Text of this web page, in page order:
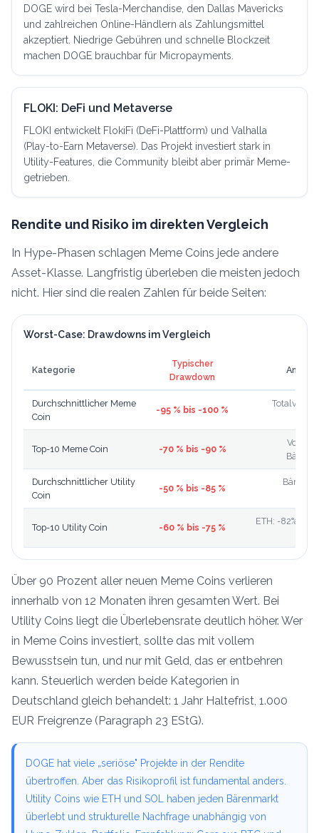
DOGE wird bei Tesla-Merchandise, den Dallas Mavericks
und zahlreichen Online-Händlern als Zahlungsmittel
akzeptiert. Niedrige Gebühren und schnelle Blockzeit
machen DOGE brauchbar für Micropayments.
FLOKI: DeFi und Metaverse
FLOKI entwickelt FlokiFi (DeFi-Plattform) und Valhalla
(Play-to-Earn Metaverse). Das Projekt investiert stark in
Utility-Features, die Community bleibt aber primär Meme-
getrieben.
Rendite und Risiko im direkten Vergleich
In Hype-Phasen schlagen Meme Coins jede andere
Asset-Klasse. Langfristig überleben die meisten jedoch
nicht. Hier sind die realen Zahlen für beide Seiten:
Worst-Case: Drawdowns im Vergleich
Kategorie
Typischer
Drawdown
Durchschnittlicher Meme
Coin
-95 % bis -100 %
Top-10 Meme Coin -70 % bis -90 %
Vom
Durchschnittlicher Utility
Coin
-50 % bis -85 %
Top-10 Utility Coin -60 % bis -75 %
ETH: -82% im
Über 90 Prozent aller neuen Meme Coins verlieren
innerhalb von 12 Monaten ihren gesamten Wert. Bei
Utility Coins liegt die Überlebensrate deutlich höher. Wer
in Meme Coins investiert, sollte das mit vollem
Bewusstsein tun, und nur mit Geld, das er entbehren
kann. Steuerlich werden beide Kategorien in
Deutschland gleich behandelt: 1 Jahr Haltefrist, 1.000
EUR Freigrenze (Paragraph 23 EStG).
DOGE hat viele „seriöse" Projekte in der Rendite
übertroffen. Aber das Risikoprofil ist fundamental anders.
Utility Coins wie ETH und SOL haben jeden Bärenmarkt
überlebt und strukturelle Nachfrage unabhängig von